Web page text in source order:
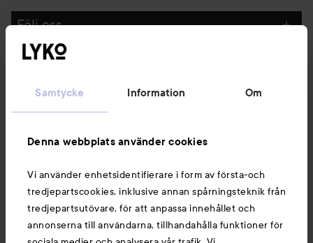
Samtycke Information Om
Denna webbplats använder cookies
Vi använder enhetsidentifierare i form av första-och
tredjepartscookies, inklusive annan spårningsteknik från
tredjepartsutövare, för att anpassa innehållet och
annonserna till användarna, tillhandahålla funktioner för
Följ oss
Du kanske också gillar